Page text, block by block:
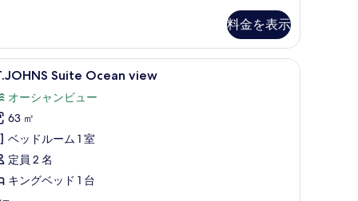
料金を表示
業スペース
| 高級寝具、セーフティボックス (室内)、デスク、ノートパソコン用作業ス
ST.JOHNS Suite Ocean view | リビング エ
6 Suite Ocean view
オーシャンビュー
63 ㎡
ベッドルーム 1 室
定員 2 名
キングベッド 1 台